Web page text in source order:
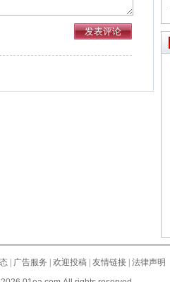
广告服务 欢迎投稿 友情链接 法律声明